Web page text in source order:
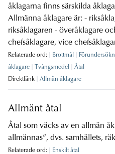
åklagarna finns särskilda
Allmänna åklagare är: -
riksåklagaren - överåklagare
chefsåklagare, vice
Relaterade ord: Brottmål
åklagare
Tvångsmedel
Åtal
Direktlänk
Allmän åklagare
Allmänt åtal
Åtal som väcks av en allmän
allmännas”, dvs. samhällets,
Relaterade ord:
Enskilt åtal